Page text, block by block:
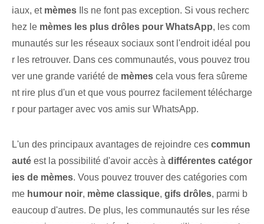
iaux, et mèmes Ils ne font pas exception. Si vous recherc
hez le mèmes les plus drôles pour WhatsApp, les com
munautés sur les réseaux sociaux sont l'endroit idéal pou
r les retrouver. Dans ces communautés, vous pouvez trou
ver une grande variété de mèmes cela vous fera sûreme
nt rire plus d'un et que vous pourrez facilement télécharge
r pour partager avec vos amis sur WhatsApp.
L'un des principaux avantages de rejoindre ces commun
auté est la possibilité d'avoir accès à différentes catégor
ies de mèmes. Vous pouvez trouver des catégories com
me humour noir, mème classique, gifs drôles, parmi b
eaucoup d'autres. De plus, les communautés sur les rése